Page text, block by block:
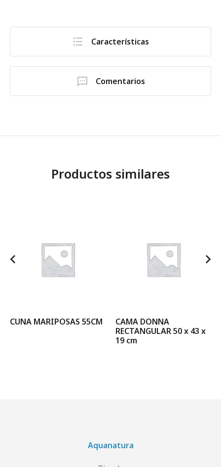
Características
Comentarios
Productos similares
CUNA MARIPOSAS 55CM
CAMA DONNA
RECTANGULAR 50 x 43 x
19 cm
Aquanatura